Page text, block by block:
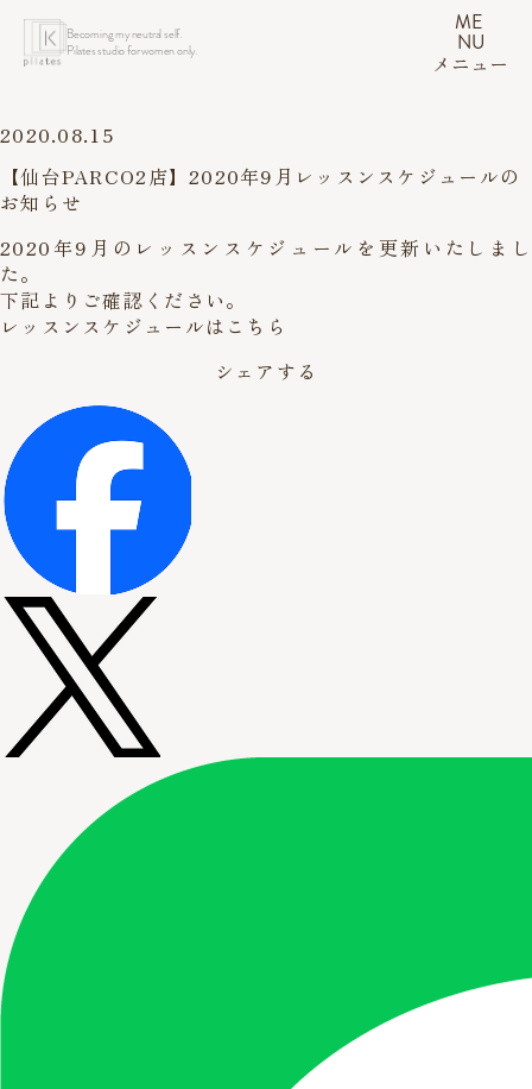
Becoming my neutral self.
Pilates studio for women only.
ME
NU
メニュー
2020.08.15
【仙台PARCO2店】2020年9月レッスンスケジュールの
お知らせ
2020年9月のレッスンスケジュールを更新いたしまし
た。
下記よりご確認ください。
レッスンスケジュールはこちら
シェアする